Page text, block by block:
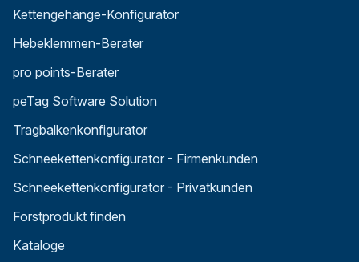
Kettengehänge-Konfigurator
Hebeklemmen-Berater
pro points-Berater
peTag Software Solution
Tragbalkenkonfigurator
Schneekettenkonfigurator - Firmenkunden
Schneekettenkonfigurator - Privatkunden
Forstprodukt finden
Kataloge